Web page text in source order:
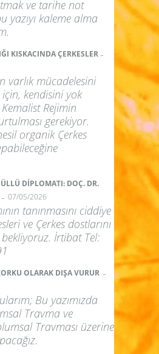
ve tarihe not
yazıyı kaleme alma
KISKACINDA ÇERKESLER -
varlık mücadelesini
kendisini yok
Rejimin
gerekiyor.
organik Çerkes
DİPLOMATI: DOÇ. DR.
- 07/05/2026
tanınmasını ciddiye
ve Çerkes dostlarını
İrtibat Tel:
OLARAK DIŞA VURUR -
Bu yazımızda
Travma ve
Travması üzerine